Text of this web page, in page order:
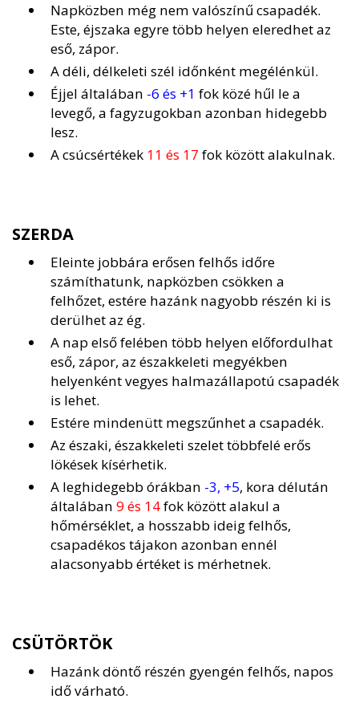
Napközben még nem valószínű csapadék.
Este, éjszaka egyre több helyen eleredhet az
eső, zápor.
A déli, délkeleti szél időnként megélénkül.
Éjjel általában -6 és +1 fok közé hűl le a
levegő, a fagyzugokban azonban hidegebb
lesz.
A csúcsértékek 11 és 17 fok között alakulnak.
SZERDA
Eleinte jobbára erősen felhős időre
számíthatunk, napközben csökken a
felhőzet, estére hazánk nagyobb részén ki is
derülhet az ég.
A nap első felében több helyen előfordulhat
eső, zápor, az északkeleti megyékben
helyenként vegyes halmazállapotú csapadék
is lehet.
Estére mindenütt megszűnhet a csapadék.
Az északi, északkeleti szelet többfelé erős
lökések kísérhetik.
A leghidegebb órákban -3, +5, kora délután
általában 9 és 14fok között alakul a
hőmérséklet, a hosszabb ideig felhős,
csapadékos tájakon azonban ennél
alacsonyabb értéket is mérhetnek.
CSÜTÖRTÖK
Hazánk döntő részén gyengén felhős, napos
idő várható.